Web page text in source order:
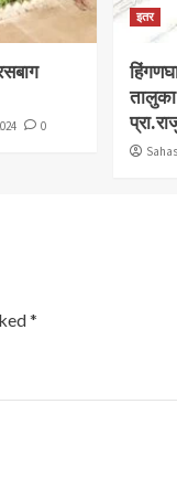
0
इतर
*